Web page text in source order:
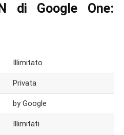
di Google One:
Illimitato
Privata
by Google
Illimitati